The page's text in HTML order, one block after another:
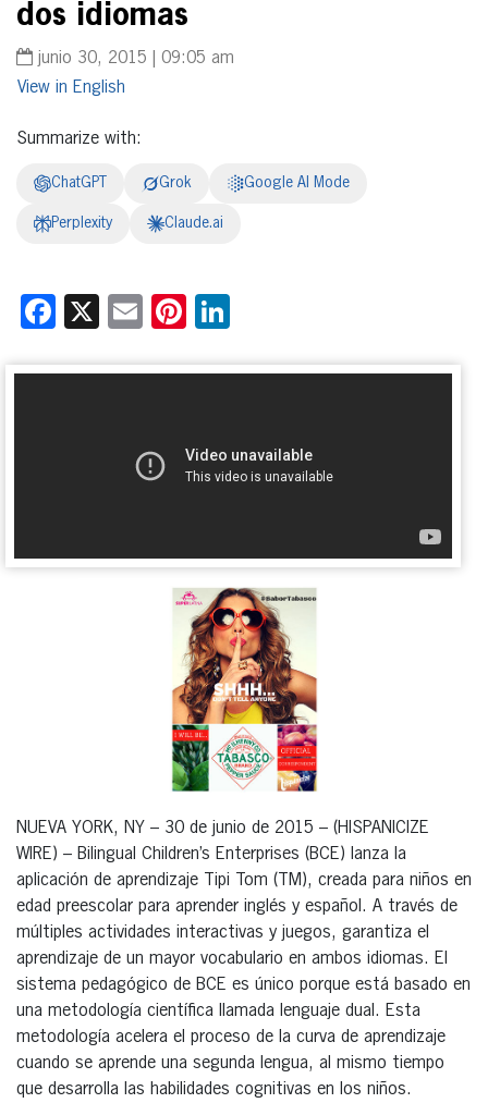
dos idiomas
junio 30, 2015 | 09:05 am
English
Summarize with:
ChatGPT Grok Google AI Mode
Perplexity Claude.ai
Facebook
X EmailPinterest
NUEVA YORK, NY – 30 de junio de 2015 – (HISPANICIZE
WIRE) – Bilingual Children’s Enterprises (BCE) lanza la
aplicación de aprendizaje Tipi Tom (TM), creada para niños en
edad preescolar para aprender inglés y español. A través de
múltiples actividades interactivas y juegos, garantiza el
aprendizaje de un mayor vocabulario en ambos idiomas. El
sistema pedagógico de BCE es único porque está basado en
una metodología científica llamada lenguaje dual. Esta
metodología acelera el proceso de la curva de aprendizaje
cuando se aprende una segunda lengua, al mismo tiempo
que desarrolla las habilidades cognitivas en los niños.